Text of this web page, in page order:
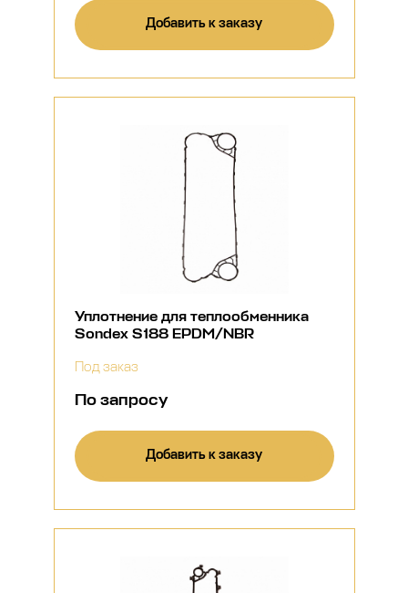
Добавить к заказу
Уплотнение для теплообменника
Sondex S188 EPDM/NBR
Под заказ
По запросу
Добавить к заказу